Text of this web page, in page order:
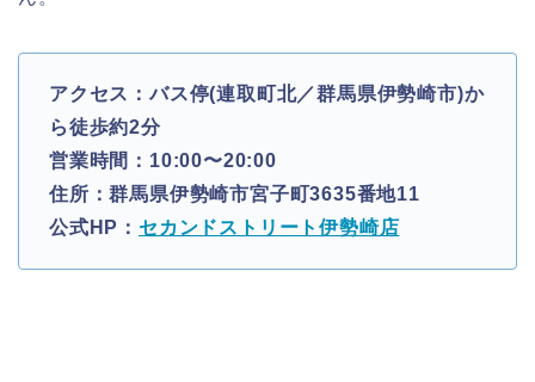
アクセス：バス停(連取町北／群馬県伊勢崎市)か
ら徒歩約2分
営業時間：10:00〜20:00
住所：群馬県伊勢崎市宮子町3635番地11
公式HP： セカンドストリート伊勢崎店